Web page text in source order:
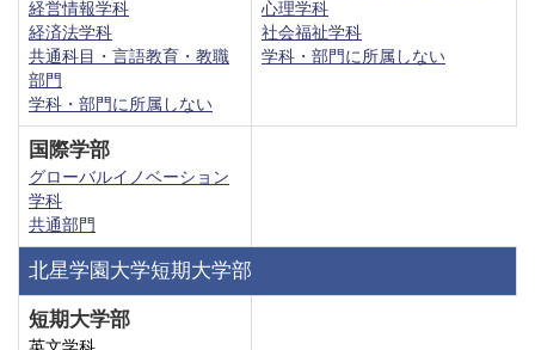
経営情報学科
経済法学科
共通科目・言語教育・教職
部門
学科・部門に所属しない
心理学科
社会福祉学科
学科・部門に所属しない
国際学部
グローバルイノベーション
学科
共通部門
北星学園大学短期大学部
短期大学部